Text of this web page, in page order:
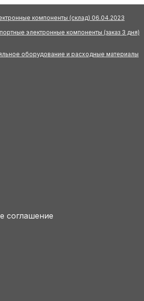
компоненты (склад) 06.04.2023
электронные компоненты (заказ 3 дня)
оборудование и расходные материалы
соглашение